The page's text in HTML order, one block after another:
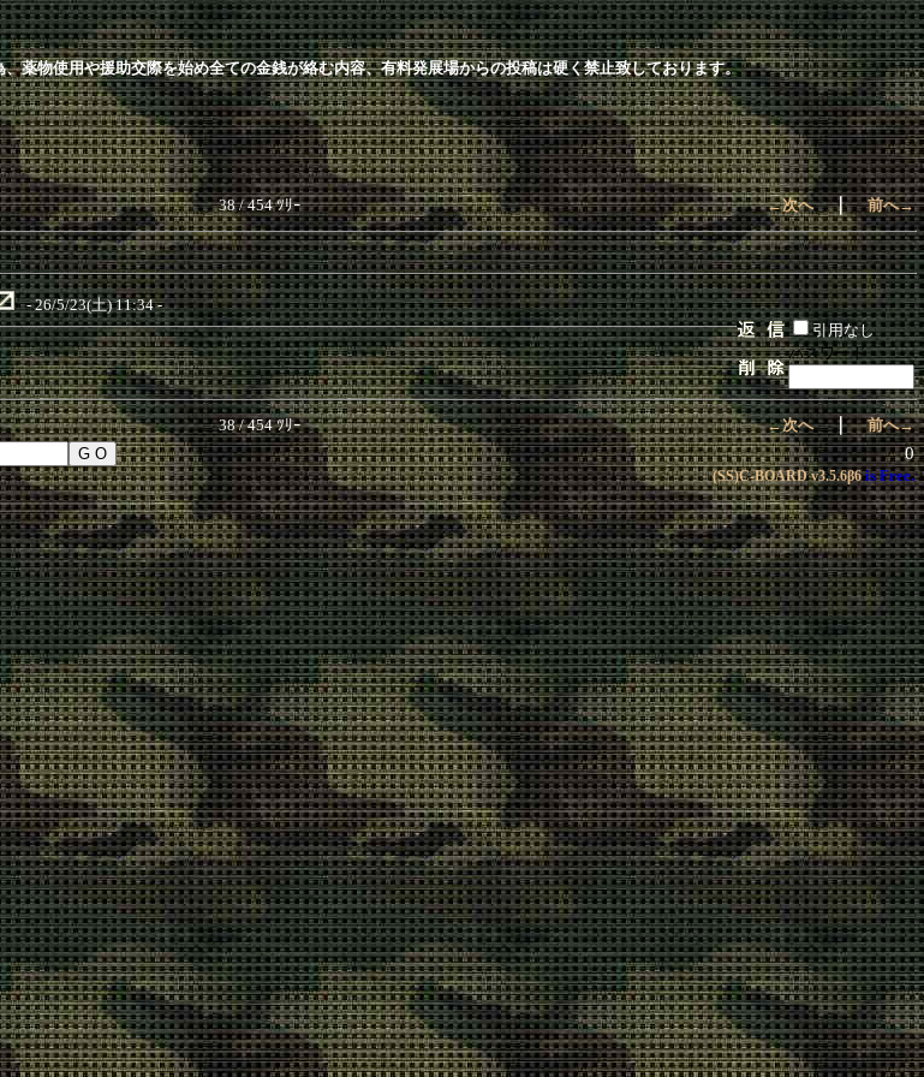
薬物使用や援助交際を始め全ての金銭が絡む内容、有料発展場からの投稿は硬く禁止致しております。
38 / 454 ﾂﾘｰ ←次へ｜前へ→
- 26/5/23(土) 11:34 -
引用なし
パスワード
38 / 454 ﾂﾘｰ ←次へ｜前へ→
0
(SS)C-BOARD v3.5.6β6is Free.